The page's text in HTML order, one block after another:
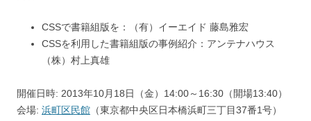
CSSで書籍組版を：（有）イーエイド 藤島雅宏
CSSを利用した書籍組版の事例紹介：アンテナハウス
（株）村上真雄
開催日時: 2013年10月18日（金）14:00～16:30（開場13:40）
会場: 浜町区民館 （東京都中央区日本橋浜町三丁目37番1号）